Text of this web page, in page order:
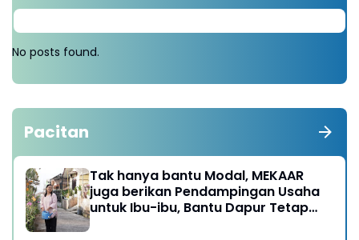
No posts found.
Pacitan
Tak hanya bantu Modal, MEKAAR
juga berikan Pendampingan Usaha
untuk Ibu-ibu, Bantu Dapur Tetap